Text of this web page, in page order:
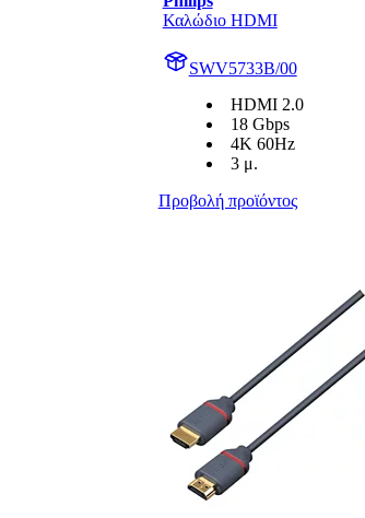
Καλώδιο HDMI
SWV5733B/00
HDMI 2.0
18 Gbps
4K 60Hz
3 μ.
Προβολή προϊόντος